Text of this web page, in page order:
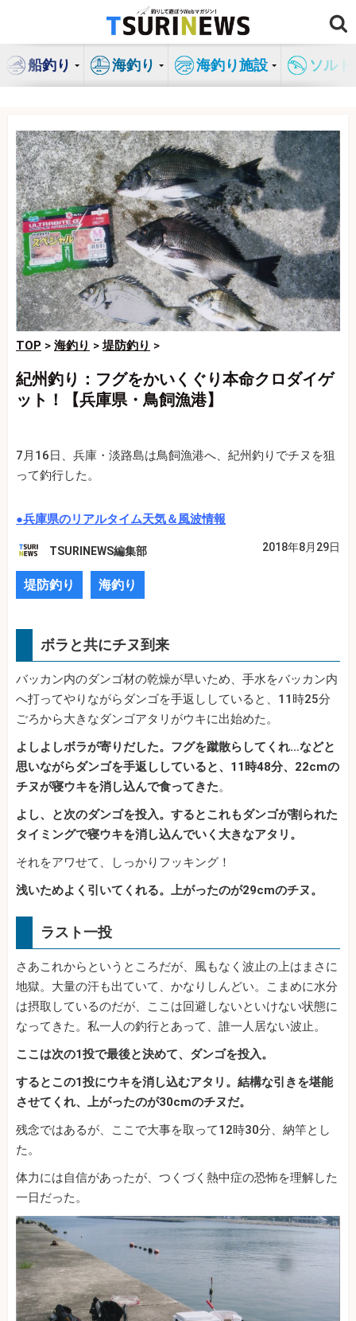
ン
船釣り 海釣り 海釣り施設 ソル
TOP > 海釣り >堤防釣り >
紀州釣り：フグをかいくぐり本命クロダイゲ
ット！【兵庫県・鳥飼漁港】
7月16日、兵庫・淡路島は鳥飼漁港へ、紀州釣りでチヌを狙
って釣行した。
●兵庫県のリアルタイム天気＆風波情報
TSURINEWS編集部 2018年8月29日
堤防釣り 海釣り
ボラと共にチヌ到来
バッカン内のダンゴ材の乾燥が早いため、手水をバッカン内
へ打ってやりながらダンゴを手返ししていると、11時25分
ごろから大きなダンゴアタリがウキに出始めた。
よしよしボラが寄りだした。フグを蹴散らしてくれ…などと
思いながらダンゴを手返ししていると、11時48分、22cmの
チヌが寝ウキを消し込んで食ってきた。
よし、と次のダンゴを投入。するとこれもダンゴが割られた
タイミングで寝ウキを消し込んでいく大きなアタリ。
それをアワせて、しっかりフッキング！
浅いためよく引いてくれる。上がったのが29cmのチヌ。
ラスト一投
さあこれからというところだが、風もなく波止の上はまさに
地獄。大量の汗も出ていて、かなりしんどい。こまめに水分
は摂取しているのだが、ここは回避しないといけない状態に
なってきた。私一人の釣行とあって、誰一人居ない波止。
ここは次の1投で最後と決めて、ダンゴを投入。
するとこの1投にウキを消し込むアタリ。結構な引きを堪能
させてくれ、上がったのが30cmのチヌだ。
残念ではあるが、ここで大事を取って12時30分、納竿とし
た。
体力には自信があったが、つくづく熱中症の恐怖を理解した
一日だった。